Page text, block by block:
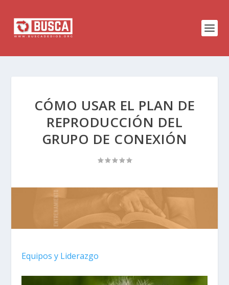
CÓMO USAR EL PLAN DE
REPRODUCCIÓN DEL
GRUPO DE CONEXIÓN
Equipos y Liderazgo